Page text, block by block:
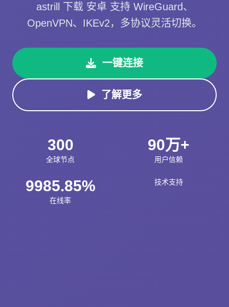
astrill 下载 安卓 支持 WireGuard、
OpenVPN、IKEv2，多协议灵活切换。
一键连接
了解更多
300
全球节点
90万+
用户信赖
9985.85%
在线率
技术支持